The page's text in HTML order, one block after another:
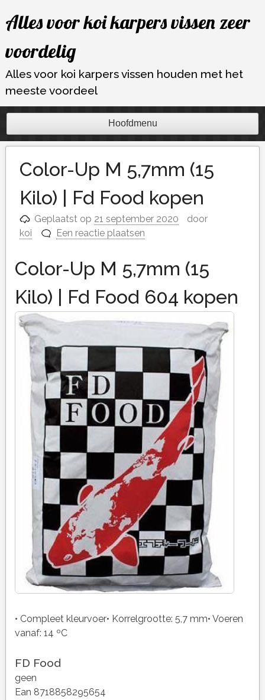
naar
inhoud
Alles voor koi karpers vissen zeer
voordelig
Alles voor koi karpers vissen houden met het
meeste voordeel
Hoofdmenu
Color-Up M 5,7mm (15
Kilo) | Fd Food kopen
Geplaatst op 21 september 2020
door
koi
Een reactie plaatsen
Color-Up M 5,7mm (15
Kilo) | Fd Food 604 kopen
• Compleet kleurvoer• Korrelgrootte: 5,7 mm• Voeren
vanaf: 14 ºC
FD Food
geen
Ean 8718858295654